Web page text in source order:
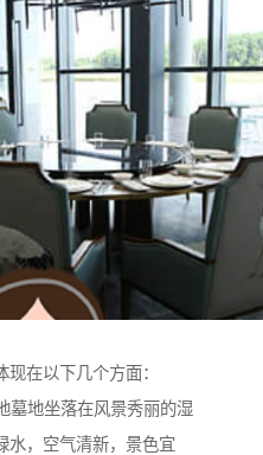
在以下几个方面：
墓地坐落在风景秀丽的湿
水，空气清新，景色宜